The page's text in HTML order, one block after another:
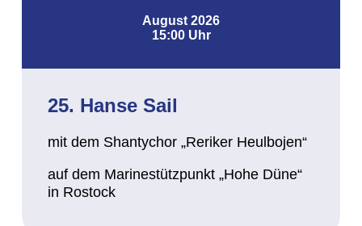
August 2026
15:00 Uhr
25. Hanse Sail
mit dem Shantychor „Reriker Heulbojen“
auf dem Marinestützpunkt „Hohe Düne“
in Rostock